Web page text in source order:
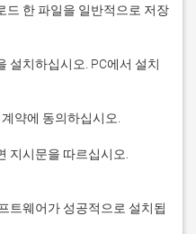
드 한 파일을 일반적으로 저장